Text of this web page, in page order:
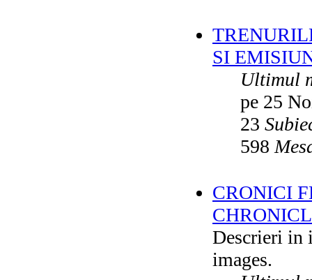
SI
Ultimul
pe 25
23
598
CRONICI
Descrieri in
images.